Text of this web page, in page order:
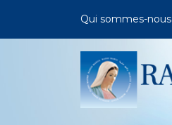
Qui sommes-nous